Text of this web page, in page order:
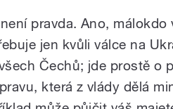
pravda. Ano, málokdo
jen kvůli válce na
Čechů; jde prostě o
která z vlády dělá